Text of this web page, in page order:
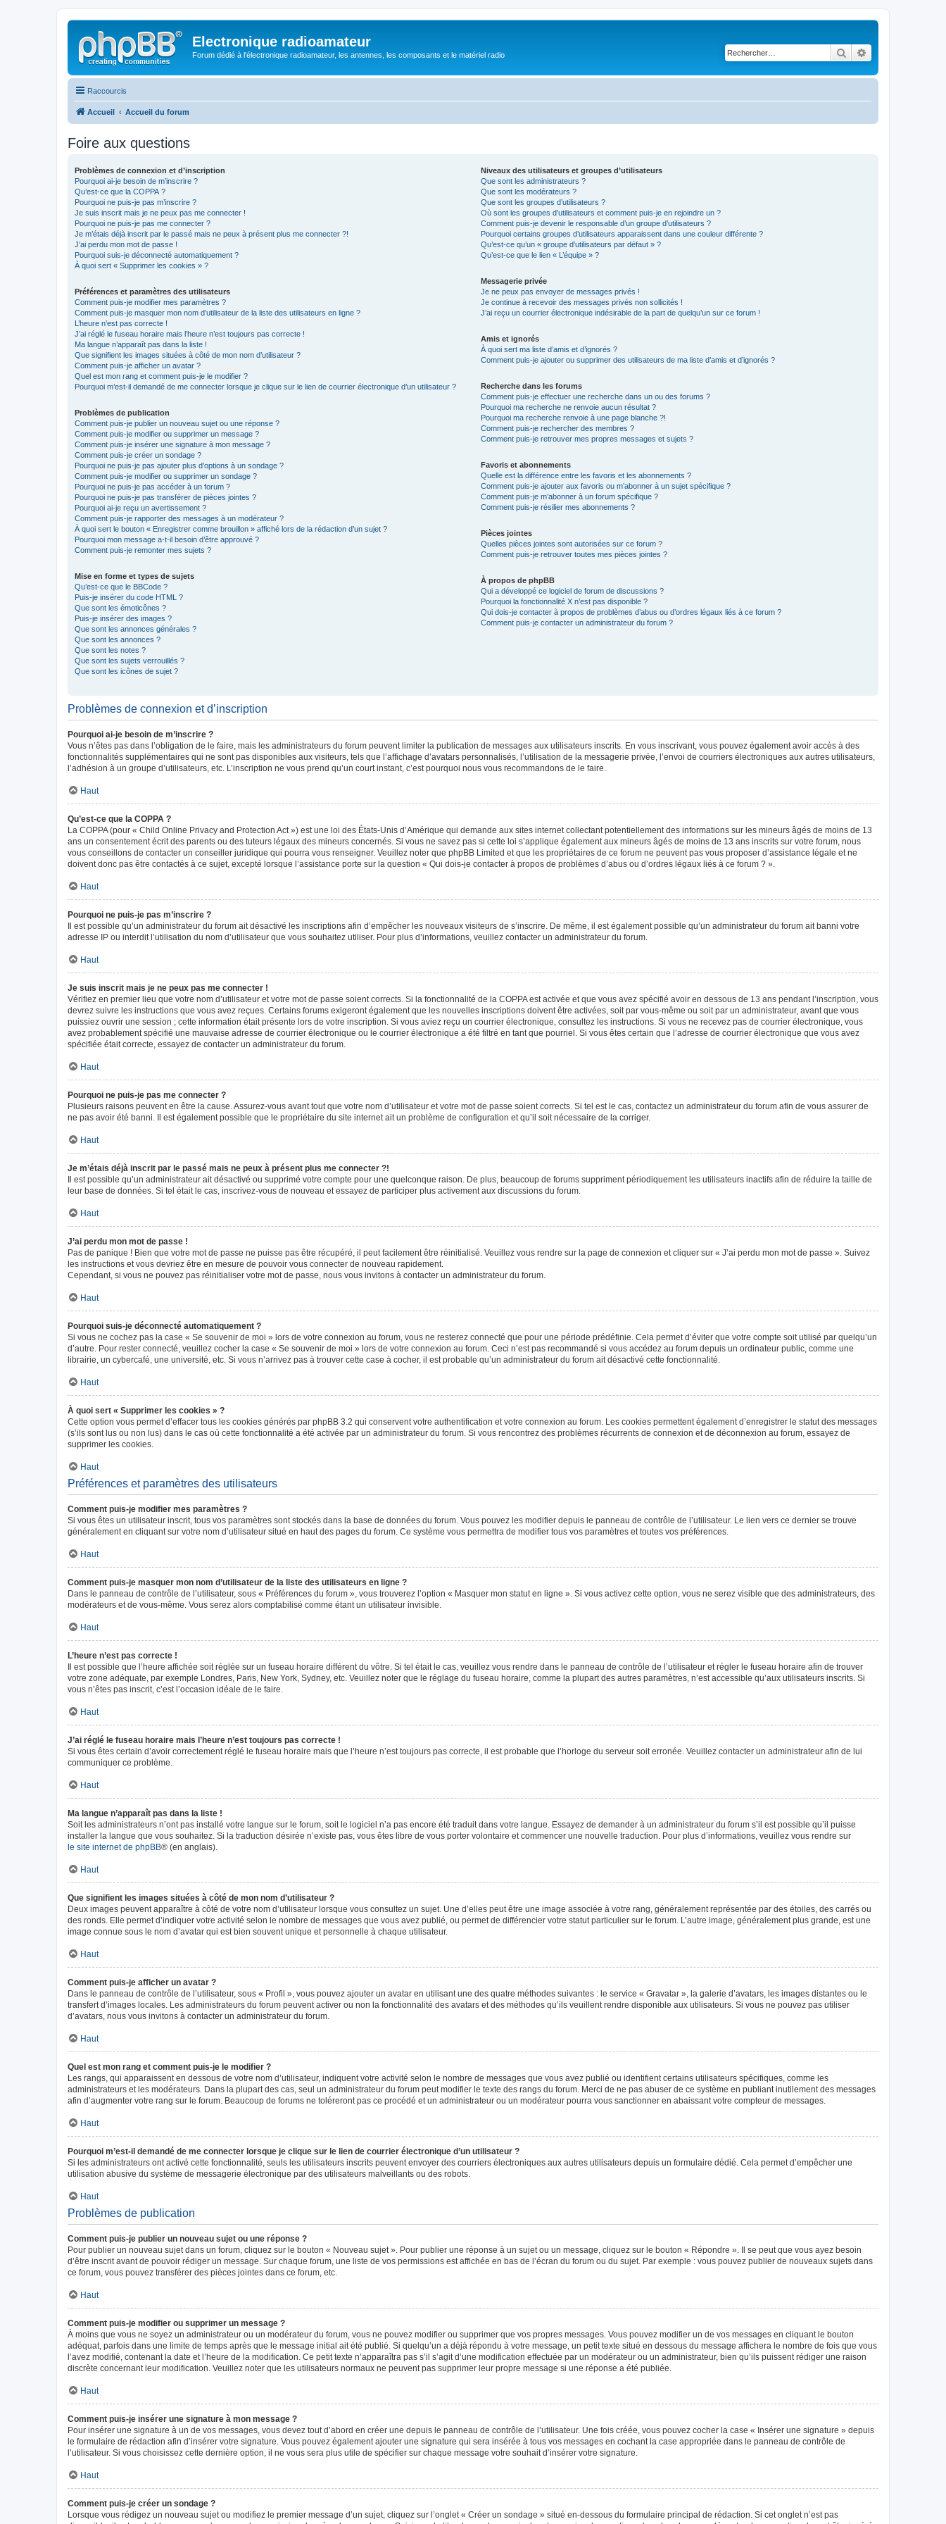
Electronique radioamateur
Forum dédié à l'électronique radioamateur, les antennes, les composants et le matériel radio Rechercher
Raccourcis
Accueil Accueil du forum
Foire aux questions
Problèmes de connexion et d’inscription
Pourquoi ai-je besoin de m’inscrire ?
Qu’est-ce que la COPPA ?
Pourquoi ne puis-je pas m’inscrire ?
Je suis inscrit mais je ne peux pas me connecter !
Pourquoi ne puis-je pas me connecter ?
Je m’étais déjà inscrit par le passé mais ne peux à présent plus me connecter ?!
J’ai perdu mon mot de passe !
Pourquoi suis-je déconnecté automatiquement ?
À quoi sert « Supprimer les cookies » ?
Préférences et paramètres des utilisateurs
Comment puis-je modifier mes paramètres ?
Comment puis-je masquer mon nom d’utilisateur de la liste des utilisateurs en ligne ?
L’heure n’est pas correcte !
J’ai réglé le fuseau horaire mais l’heure n’est toujours pas correcte !
Ma langue n’apparaît pas dans la liste !
Que signifient les images situées à côté de mon nom d’utilisateur ?
Comment puis-je afficher un avatar ?
Quel est mon rang et comment puis-je le modifier ?
Pourquoi m’est-il demandé de me connecter lorsque je clique sur le lien de courrier électronique d’un utilisateur ?
Problèmes de publication
Comment puis-je publier un nouveau sujet ou une réponse ?
Comment puis-je modifier ou supprimer un message ?
Comment puis-je insérer une signature à mon message ?
Comment puis-je créer un sondage ?
Pourquoi ne puis-je pas ajouter plus d’options à un sondage ?
Comment puis-je modifier ou supprimer un sondage ?
Pourquoi ne puis-je pas accéder à un forum ?
Pourquoi ne puis-je pas transférer de pièces jointes ?
Pourquoi ai-je reçu un avertissement ?
Comment puis-je rapporter des messages à un modérateur ?
À quoi sert le bouton « Enregistrer comme brouillon » affiché lors de la rédaction d’un sujet ?
Pourquoi mon message a-t-il besoin d’être approuvé ?
Comment puis-je remonter mes sujets ?
Mise en forme et types de sujets
Qu’est-ce que le BBCode ?
Puis-je insérer du code HTML ?
Que sont les émoticônes ?
Puis-je insérer des images ?
Que sont les annonces générales ?
Que sont les annonces ?
Que sont les notes ?
Que sont les sujets verrouillés ?
Que sont les icônes de sujet ?
Niveaux des utilisateurs et groupes d’utilisateurs
Que sont les administrateurs ?
Que sont les modérateurs ?
Que sont les groupes d’utilisateurs ?
Où sont les groupes d’utilisateurs et comment puis-je en rejoindre un ?
Comment puis-je devenir le responsable d’un groupe d’utilisateurs ?
Pourquoi certains groupes d’utilisateurs apparaissent dans une couleur différente ?
Qu’est-ce qu’un « groupe d’utilisateurs par défaut » ?
Qu’est-ce que le lien « L’équipe » ?
Messagerie privée
Je ne peux pas envoyer de messages privés !
Je continue à recevoir des messages privés non sollicités !
J’ai reçu un courrier électronique indésirable de la part de quelqu’un sur ce forum !
Amis et ignorés
À quoi sert ma liste d’amis et d’ignorés ?
Comment puis-je ajouter ou supprimer des utilisateurs de ma liste d’amis et d’ignorés ?
Recherche dans les forums
Comment puis-je effectuer une recherche dans un ou des forums ?
Pourquoi ma recherche ne renvoie aucun résultat ?
Pourquoi ma recherche renvoie à une page blanche ?!
Comment puis-je rechercher des membres ?
Comment puis-je retrouver mes propres messages et sujets ?
Favoris et abonnements
Quelle est la différence entre les favoris et les abonnements ?
Comment puis-je ajouter aux favoris ou m’abonner à un sujet spécifique ?
Comment puis-je m’abonner à un forum spécifique ?
Comment puis-je résilier mes abonnements ?
Pièces jointes
Quelles pièces jointes sont autorisées sur ce forum ?
Comment puis-je retrouver toutes mes pièces jointes ?
À propos de phpBB
Qui a développé ce logiciel de forum de discussions ?
Pourquoi la fonctionnalité X n’est pas disponible ?
Qui dois-je contacter à propos de problèmes d’abus ou d’ordres légaux liés à ce forum ?
Comment puis-je contacter un administrateur du forum ?
Problèmes de connexion et d’inscription
Pourquoi ai-je besoin de m’inscrire ?
Vous n’êtes pas dans l’obligation de le faire, mais les administrateurs du forum peuvent limiter la publication de messages aux utilisateurs inscrits. En vous inscrivant, vous pouvez également avoir accès à des
fonctionnalités supplémentaires qui ne sont pas disponibles aux visiteurs, tels que l’affichage d’avatars personnalisés, l’utilisation de la messagerie privée, l’envoi de courriers électroniques aux autres utilisateurs,
l’adhésion à un groupe d’utilisateurs, etc. L’inscription ne vous prend qu’un court instant, c’est pourquoi nous vous recommandons de le faire.
Haut
Qu’est-ce que la COPPA ?
La COPPA (pour « Child Online Privacy and Protection Act ») est une loi des États-Unis d’Amérique qui demande aux sites internet collectant potentiellement des informations sur les mineurs âgés de moins de 13
ans un consentement écrit des parents ou des tuteurs légaux des mineurs concernés. Si vous ne savez pas si cette loi s’applique également aux mineurs âgés de moins de 13 ans inscrits sur votre forum, nous
vous conseillons de contacter un conseiller juridique qui pourra vous renseigner. Veuillez noter que phpBB Limited et que les propriétaires de ce forum ne peuvent pas vous proposer d’assistance légale et ne
doivent donc pas être contactés à ce sujet, excepté lorsque l’assistance porte sur la question « Qui dois-je contacter à propos de problèmes d’abus ou d’ordres légaux liés à ce forum ? ».
Haut
Pourquoi ne puis-je pas m’inscrire ?
Il est possible qu’un administrateur du forum ait désactivé les inscriptions afin d’empêcher les nouveaux visiteurs de s’inscrire. De même, il est également possible qu’un administrateur du forum ait banni votre
adresse IP ou interdit l’utilisation du nom d’utilisateur que vous souhaitez utiliser. Pour plus d’informations, veuillez contacter un administrateur du forum.
Haut
Je suis inscrit mais je ne peux pas me connecter !
Vérifiez en premier lieu que votre nom d’utilisateur et votre mot de passe soient corrects. Si la fonctionnalité de la COPPA est activée et que vous avez spécifié avoir en dessous de 13 ans pendant l’inscription, vous
devrez suivre les instructions que vous avez reçues. Certains forums exigeront également que les nouvelles inscriptions doivent être activées, soit par vous-même ou soit par un administrateur, avant que vous
puissiez ouvrir une session ; cette information était présente lors de votre inscription. Si vous aviez reçu un courrier électronique, consultez les instructions. Si vous ne recevez pas de courrier électronique, vous
avez probablement spécifié une mauvaise adresse de courrier électronique ou le courrier électronique a été filtré en tant que pourriel. Si vous êtes certain que l’adresse de courrier électronique que vous avez
spécifiée était correcte, essayez de contacter un administrateur du forum.
Haut
Pourquoi ne puis-je pas me connecter ?
Plusieurs raisons peuvent en être la cause. Assurez-vous avant tout que votre nom d’utilisateur et votre mot de passe soient corrects. Si tel est le cas, contactez un administrateur du forum afin de vous assurer de
ne pas avoir été banni. Il est également possible que le propriétaire du site internet ait un problème de configuration et qu’il soit nécessaire de la corriger.
Haut
Je m’étais déjà inscrit par le passé mais ne peux à présent plus me connecter ?!
Il est possible qu’un administrateur ait désactivé ou supprimé votre compte pour une quelconque raison. De plus, beaucoup de forums suppriment périodiquement les utilisateurs inactifs afin de réduire la taille de
leur base de données. Si tel était le cas, inscrivez-vous de nouveau et essayez de participer plus activement aux discussions du forum.
Haut
J’ai perdu mon mot de passe !
Pas de panique ! Bien que votre mot de passe ne puisse pas être récupéré, il peut facilement être réinitialisé. Veuillez vous rendre sur la page de connexion et cliquer sur « J’ai perdu mon mot de passe ». Suivez
les instructions et vous devriez être en mesure de pouvoir vous connecter de nouveau rapidement.
Cependant, si vous ne pouvez pas réinitialiser votre mot de passe, nous vous invitons à contacter un administrateur du forum.
Haut
Pourquoi suis-je déconnecté automatiquement ?
Si vous ne cochez pas la case « Se souvenir de moi » lors de votre connexion au forum, vous ne resterez connecté que pour une période prédéfinie. Cela permet d’éviter que votre compte soit utilisé par quelqu’un
d’autre. Pour rester connecté, veuillez cocher la case « Se souvenir de moi » lors de votre connexion au forum. Ceci n’est pas recommandé si vous accédez au forum depuis un ordinateur public, comme une
librairie, un cybercafé, une université, etc. Si vous n’arrivez pas à trouver cette case à cocher, il est probable qu’un administrateur du forum ait désactivé cette fonctionnalité.
Haut
À quoi sert « Supprimer les cookies » ?
Cette option vous permet d’effacer tous les cookies générés par phpBB 3.2 qui conservent votre authentification et votre connexion au forum. Les cookies permettent également d’enregistrer le statut des messages
(s’ils sont lus ou non lus) dans le cas où cette fonctionnalité a été activée par un administrateur du forum. Si vous rencontrez des problèmes récurrents de connexion et de déconnexion au forum, essayez de
supprimer les cookies.
Haut
Préférences et paramètres des utilisateurs
Comment puis-je modifier mes paramètres ?
Si vous êtes un utilisateur inscrit, tous vos paramètres sont stockés dans la base de données du forum. Vous pouvez les modifier depuis le panneau de contrôle de l’utilisateur. Le lien vers ce dernier se trouve
généralement en cliquant sur votre nom d’utilisateur situé en haut des pages du forum. Ce système vous permettra de modifier tous vos paramètres et toutes vos préférences.
Haut
Comment puis-je masquer mon nom d’utilisateur de la liste des utilisateurs en ligne ?
Dans le panneau de contrôle de l’utilisateur, sous « Préférences du forum », vous trouverez l’option « Masquer mon statut en ligne ». Si vous activez cette option, vous ne serez visible que des administrateurs, des
modérateurs et de vous-même. Vous serez alors comptabilisé comme étant un utilisateur invisible.
Haut
L’heure n’est pas correcte !
Il est possible que l’heure affichée soit réglée sur un fuseau horaire différent du vôtre. Si tel était le cas, veuillez vous rendre dans le panneau de contrôle de l’utilisateur et régler le fuseau horaire afin de trouver
votre zone adéquate, par exemple Londres, Paris, New York, Sydney, etc. Veuillez noter que le réglage du fuseau horaire, comme la plupart des autres paramètres, n’est accessible qu’aux utilisateurs inscrits. Si
vous n’êtes pas inscrit, c’est l’occasion idéale de le faire.
Haut
J’ai réglé le fuseau horaire mais l’heure n’est toujours pas correcte !
Si vous êtes certain d’avoir correctement réglé le fuseau horaire mais que l’heure n’est toujours pas correcte, il est probable que l’horloge du serveur soit erronée. Veuillez contacter un administrateur afin de lui
communiquer ce problème.
Haut
Ma langue n’apparaît pas dans la liste !
Soit les administrateurs n’ont pas installé votre langue sur le forum, soit le logiciel n’a pas encore été traduit dans votre langue. Essayez de demander à un administrateur du forum s’il est possible qu’il puisse
installer la langue que vous souhaitez. Si la traduction désirée n’existe pas, vous êtes libre de vous porter volontaire et commencer une nouvelle traduction. Pour plus d’informations, veuillez vous rendre sur
le site internet de phpBB® (en anglais).
Haut
Que signifient les images situées à côté de mon nom d’utilisateur ?
Deux images peuvent apparaître à côté de votre nom d’utilisateur lorsque vous consultez un sujet. Une d’elles peut être une image associée à votre rang, généralement représentée par des étoiles, des carrés ou
des ronds. Elle permet d’indiquer votre activité selon le nombre de messages que vous avez publié, ou permet de différencier votre statut particulier sur le forum. L’autre image, généralement plus grande, est une
image connue sous le nom d’avatar qui est bien souvent unique et personnelle à chaque utilisateur.
Haut
Comment puis-je afficher un avatar ?
Dans le panneau de contrôle de l’utilisateur, sous « Profil », vous pouvez ajouter un avatar en utilisant une des quatre méthodes suivantes : le service « Gravatar », la galerie d’avatars, les images distantes ou le
transfert d’images locales. Les administrateurs du forum peuvent activer ou non la fonctionnalité des avatars et des méthodes qu’ils veuillent rendre disponible aux utilisateurs. Si vous ne pouvez pas utiliser
d’avatars, nous vous invitons à contacter un administrateur du forum.
Haut
Quel est mon rang et comment puis-je le modifier ?
Les rangs, qui apparaissent en dessous de votre nom d’utilisateur, indiquent votre activité selon le nombre de messages que vous avez publié ou identifient certains utilisateurs spécifiques, comme les
administrateurs et les modérateurs. Dans la plupart des cas, seul un administrateur du forum peut modifier le texte des rangs du forum. Merci de ne pas abuser de ce système en publiant inutilement des messages
afin d’augmenter votre rang sur le forum. Beaucoup de forums ne toléreront pas ce procédé et un administrateur ou un modérateur pourra vous sanctionner en abaissant votre compteur de messages.
Haut
Pourquoi m’est-il demandé de me connecter lorsque je clique sur le lien de courrier électronique d’un utilisateur ?
Si les administrateurs ont activé cette fonctionnalité, seuls les utilisateurs inscrits peuvent envoyer des courriers électroniques aux autres utilisateurs depuis un formulaire dédié. Cela permet d’empêcher une
utilisation abusive du système de messagerie électronique par des utilisateurs malveillants ou des robots.
Haut
Problèmes de publication
Comment puis-je publier un nouveau sujet ou une réponse ?
Pour publier un nouveau sujet dans un forum, cliquez sur le bouton « Nouveau sujet ». Pour publier une réponse à un sujet ou un message, cliquez sur le bouton « Répondre ». Il se peut que vous ayez besoin
d’être inscrit avant de pouvoir rédiger un message. Sur chaque forum, une liste de vos permissions est affichée en bas de l’écran du forum ou du sujet. Par exemple : vous pouvez publier de nouveaux sujets dans
ce forum, vous pouvez transférer des pièces jointes dans ce forum, etc.
Haut
Comment puis-je modifier ou supprimer un message ?
À moins que vous ne soyez un administrateur ou un modérateur du forum, vous ne pouvez modifier ou supprimer que vos propres messages. Vous pouvez modifier un de vos messages en cliquant le bouton
adéquat, parfois dans une limite de temps après que le message initial ait été publié. Si quelqu’un a déjà répondu à votre message, un petit texte situé en dessous du message affichera le nombre de fois que vous
l’avez modifié, contenant la date et l’heure de la modification. Ce petit texte n’apparaîtra pas s’il s’agit d’une modification effectuée par un modérateur ou un administrateur, bien qu’ils puissent rédiger une raison
discrète concernant leur modification. Veuillez noter que les utilisateurs normaux ne peuvent pas supprimer leur propre message si une réponse a été publiée.
Haut
Comment puis-je insérer une signature à mon message ?
Pour insérer une signature à un de vos messages, vous devez tout d’abord en créer une depuis le panneau de contrôle de l’utilisateur. Une fois créée, vous pouvez cocher la case « Insérer une signature » depuis
le formulaire de rédaction afin d’insérer votre signature. Vous pouvez également ajouter une signature qui sera insérée à tous vos messages en cochant la case appropriée dans le panneau de contrôle de
l’utilisateur. Si vous choisissez cette dernière option, il ne vous sera plus utile de spécifier sur chaque message votre souhait d’insérer votre signature.
Haut
Comment puis-je créer un sondage ?
Lorsque vous rédigez un nouveau sujet ou modifiez le premier message d’un sujet, cliquez sur l’onglet « Créer un sondage » situé en-dessous du formulaire principal de rédaction. Si cet onglet n’est pas